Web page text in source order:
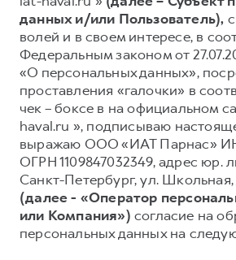
DARGO
от 3 199 000 ₽ от 3 499
F7
от 2 899 000 ₽
F7X
от 3 599
Тест-драйв
Трейд-ин
КРЕДИТ И СТРАХОВАНИЕ
Кредитный калькулятор
Страхование
Кредит
КОРПОРАТИВНЫМ
СЕРВИСНОЕ
Нулевое ТО
Программа «Помощь на
Регламенты технического
Электронный ПТС
ПОДДЕРЖКА
GWM Безопасность
Гарантия HAVAL
О дилере
Наша команда
Контакты
данных и/или Пользователь),
волей и в своем интересе, в
Федеральным законом от
«О персональных данных»,
проставления «галочки» в
чек – боксе в на официальном
haval.ru », подписываю
выражаю ООО «ИАТ Парнас»
ОГРН 1109847032349, адрес юр.
Санкт-Петербург, ул. Школьная,
(далее - «Оператор
или Компания») согласие на
персональных данных на